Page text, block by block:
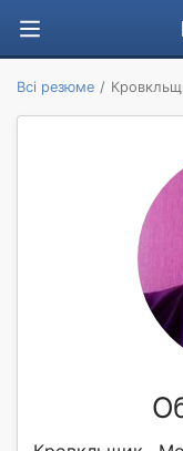
Всі резюме